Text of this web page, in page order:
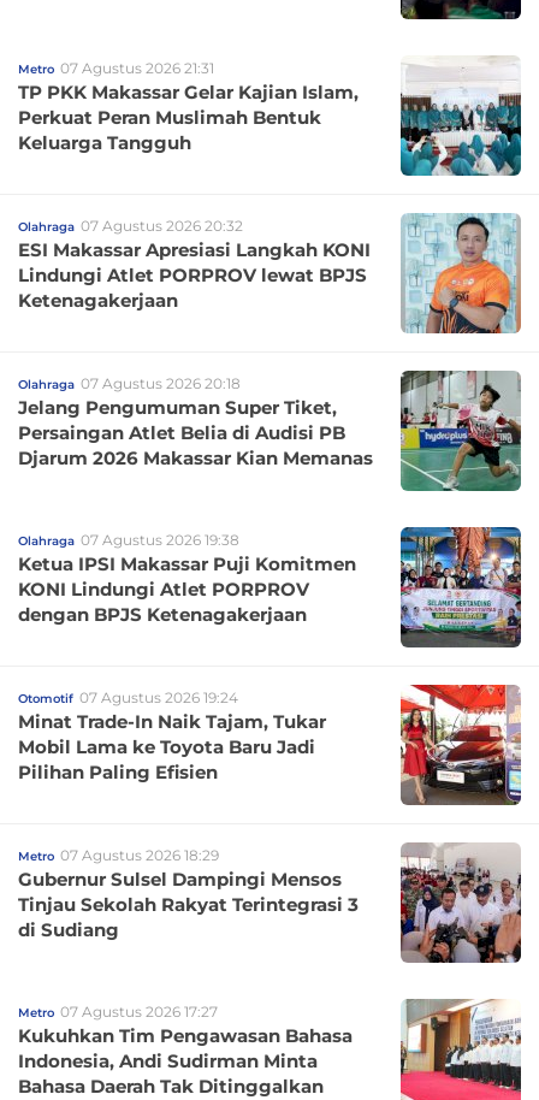
Metro 07 Agustus 2026 21:31
TP PKK Makassar Gelar Kajian Islam,
Perkuat Peran Muslimah Bentuk
Keluarga Tangguh
Olahraga 07 Agustus 2026 20:32
ESI Makassar Apresiasi Langkah KONI
Lindungi Atlet PORPROV lewat BPJS
Ketenagakerjaan
Olahraga 07 Agustus 2026 20:18
Jelang Pengumuman Super Tiket,
Persaingan Atlet Belia di Audisi PB
Djarum 2026 Makassar Kian Memanas
Olahraga 07 Agustus 2026 19:38
Ketua IPSI Makassar Puji Komitmen
KONI Lindungi Atlet PORPROV
dengan BPJS Ketenagakerjaan
Otomotif 07 Agustus 2026 19:24
Minat Trade-In Naik Tajam, Tukar
Mobil Lama ke Toyota Baru Jadi
Pilihan Paling Efisien
Metro 07 Agustus 2026 18:29
Gubernur Sulsel Dampingi Mensos
Tinjau Sekolah Rakyat Terintegrasi 3
di Sudiang
Metro 07 Agustus 2026 17:27
Kukuhkan Tim Pengawasan Bahasa
Indonesia, Andi Sudirman Minta
Bahasa Daerah Tak Ditinggalkan